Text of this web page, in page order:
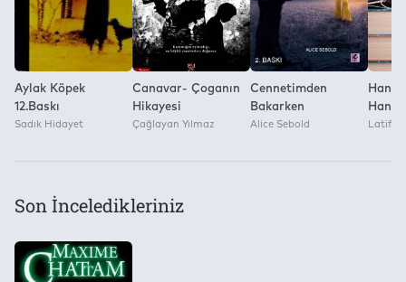
Aylak Köpek
12.Baskı
Sadık Hidayet
Canavar- Çoganın
Hikayesi
Çağlayan Yılmaz
Cennetimden
Bakarken
Alice Sebold
Hangi
Hangi
Latif
Son İnceledikleriniz